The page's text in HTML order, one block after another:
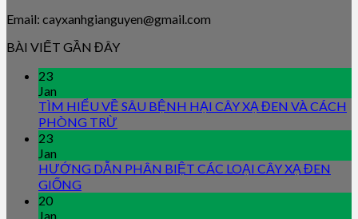
Email: cayxanhgianguyen@gmail.com
BÀI VIẾT GẦN ĐÂY
23
Jan
TÌM HIỂU VỀ SÂU BỆNH HẠI CÂY XẠ ĐEN VÀ CÁCH
PHÒNG TRỪ
23
Jan
HƯỚNG DẪN PHÂN BIỆT CÁC LOẠI CÂY XẠ ĐEN
GIỐNG
20
Jan